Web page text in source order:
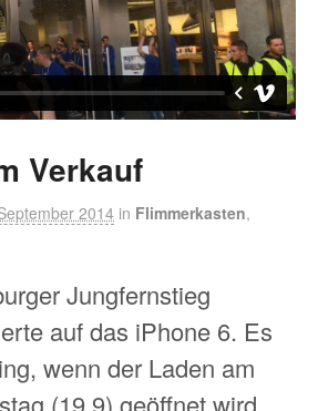
Verkauf
2014 in Flimmerkasten,
Jungfernstieg
auf das iPhone 6. Es
wenn der Laden am
(19.9) geöffnet wird.